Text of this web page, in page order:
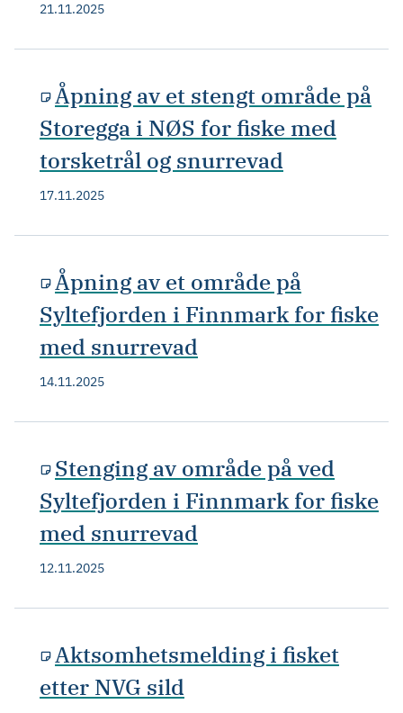
21.11.2025
Åpning av et stengt område på
Storegga i NØS for fiske med
torsketrål og snurrevad
17.11.2025
Åpning av et område på
Syltefjorden i Finnmark for fiske
med snurrevad
14.11.2025
Stenging av område på ved
Syltefjorden i Finnmark for fiske
med snurrevad
12.11.2025
Aktsomhetsmelding i fisket
etter NVG sild